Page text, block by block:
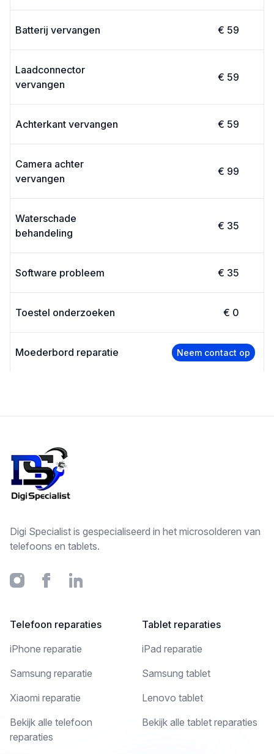
Batterij vervangen € 59
Laadconnector
vervangen
€ 59
Achterkant vervangen € 59
Camera achter
vervangen
€ 99
Waterschade
behandeling
€ 35
Software probleem € 35
Toestel onderzoeken € 0
Moederbord reparatie Neem contact op
Digi Specialist is gespecialiseerd in het microsolderen van
telefoons en tablets.
InstagramFacebookLinkedin
Telefoon reparaties
iPhone reparatie
Samsung reparatie
Xiaomi reparatie
Bekijk alle telefoon
reparaties
Tablet reparaties
iPad reparatie
Samsung tablet
Lenovo tablet
Bekijk alle tablet reparaties